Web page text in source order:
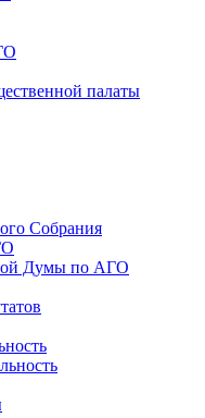
палаты
Собрания
Думы по АГО